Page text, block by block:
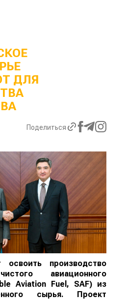
ДЛЯ
Поделиться
освоить производство
авиационного
Aviation Fuel, SAF) из
сырья. Проект